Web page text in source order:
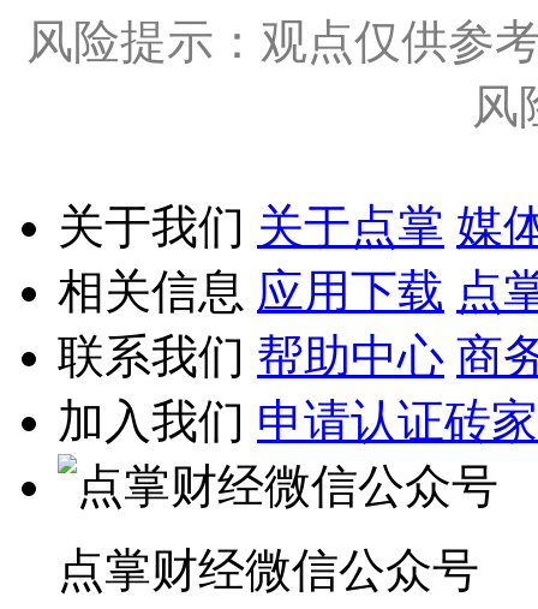
风险提示：观点仅供参
风
关于我们 关于点掌 媒
相关信息 应用下载 点
联系我们 帮助中心 商
加入我们 申请认证砖家
点掌财经微信公众号